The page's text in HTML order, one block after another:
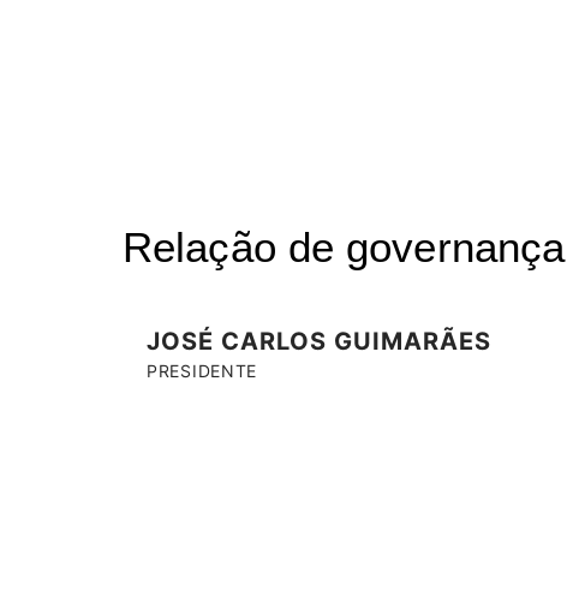
Relação de governança
JOSÉ CARLOS GUIMARÃES
PRESIDENTE